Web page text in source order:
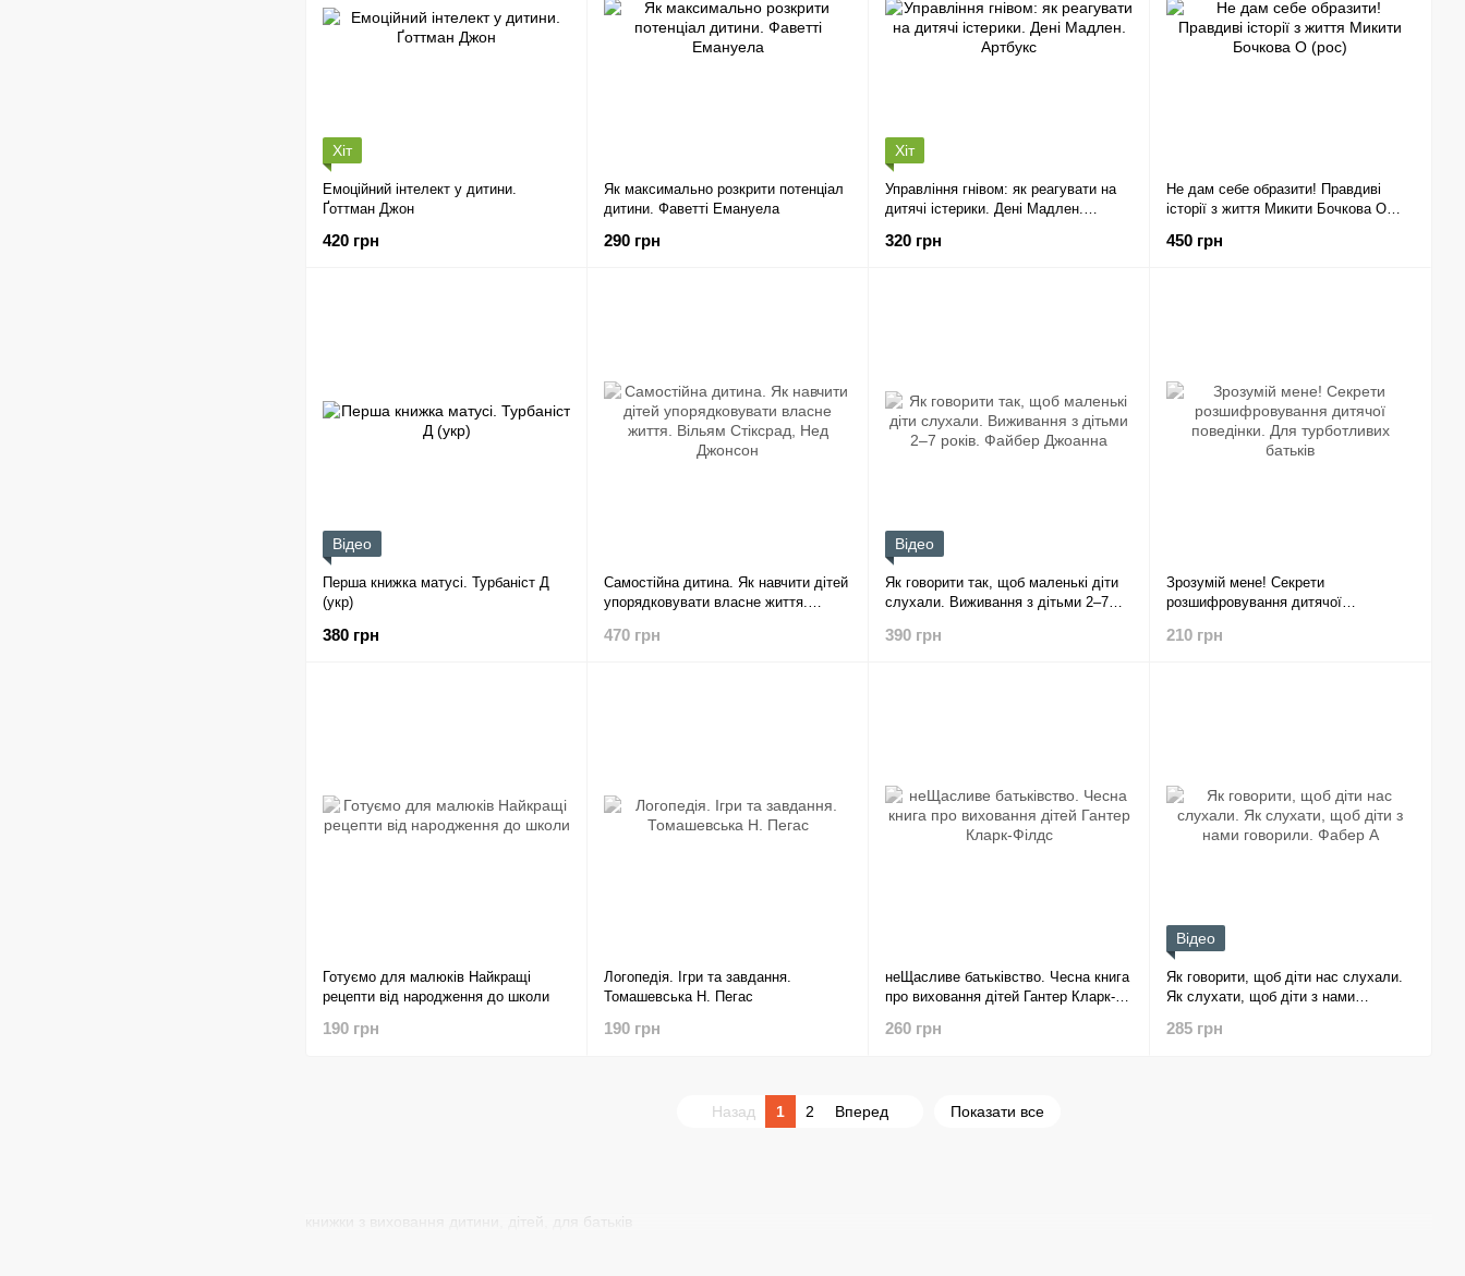
книжки з виховання дитини, дітей, для батьків
Хіт
Емоційний інтелект у дитини.
Ґоттман Джон
420 грн
Як максимально розкрити потенціал
дитини. Фаветті Емануела
290 грн
Хіт
Управління гнівом: як реагувати на
дитячі істерики. Дені Мадлен.
320 грн
Не дам себе образити! Правдиві
історії з життя Микити Бочкова О
450 грн
Відео
Перша книжка матусі. Турбаніст Д
(укр)
380 грн
Самостійна дитина. Як навчити дітей
упорядковувати власне життя.
470 грн
Відео
Як говорити так, щоб маленькі діти
слухали. Виживання з дітьми 2–7
390 грн
Зрозумій мене! Секрети
розшифровування дитячої
210 грн
Готуємо для малюків Найкращі
рецепти від народження до школи
190 грн
Логопедія. Ігри та завдання.
Томашевська Н. Пегас
190 грн
неЩасливе батьківство. Чесна книга
про виховання дітей Гантер Кларк-
260 грн
Відео
Як говорити, щоб діти нас слухали.
Як слухати, щоб діти з нами
285 грн
Назад 1 2 Вперед Показати все